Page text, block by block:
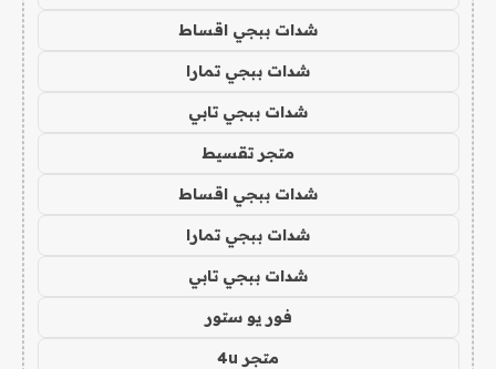
شدات ببجي اقساط
شدات ببجي تمارا
شدات ببجي تابي
متجر تقسيط
شدات ببجي اقساط
شدات ببجي تمارا
شدات ببجي تابي
فور يو ستور
متجر 4u